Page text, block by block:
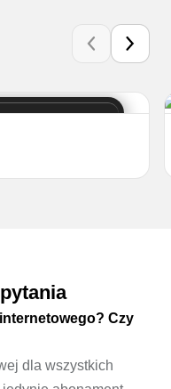
Czy
dla wszystkich